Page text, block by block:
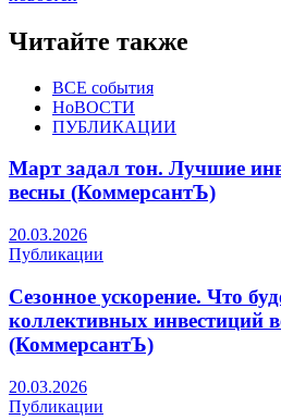
Читайте также
ВСЕ события
НоВОСТИ
ПУБЛИКАЦИИ
Март задал тон. Лучшие
весны (КоммерсантЪ)
20.03.2026
Публикации
Сезонное ускорение. Что
коллективных инвестиций
(КоммерсантЪ)
20.03.2026
Публикации